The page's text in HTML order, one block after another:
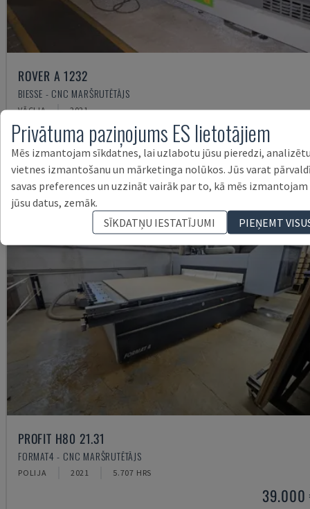
ROVER A 1232
BIESSE - CNC MARŠRUTĒTĀJS
VĀCIJA 2021
40.000
PROFIT H80 21.31
FORMAT4 - CNC MARŠRUTĒTĀJS
POLIJA 2021 5.707 HRS
39.000
Privātuma paziņojums ES lietotājiem
Mēs izmantojam sīkdatnes, lai uzlabotu jūsu pieredzi,
vietnes izmantošanu un mārketinga nolūkos. Jūs varat
savas preferences un uzzināt vairāk par to, kā mēs izmantojam
jūsu datus, zemāk.
SĪKDATŅU IESTATĪJUMI
PIEŅEMT